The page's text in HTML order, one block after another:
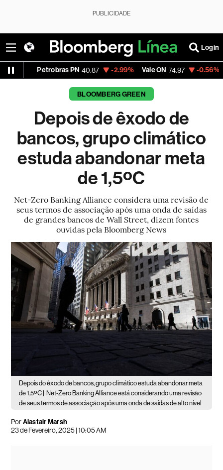
PUBLICIDADE
Login
40.87 -2.99% Vale ON 74.97 -0.56% Itaú PN 40.75
BLOOMBERG GREEN
Depois de êxodo de
bancos, grupo climático
estuda abandonar meta
de 1,5ºC
Net-Zero Banking Alliance considera uma revisão de
seus termos de associação após uma onda de saídas
de grandes bancos de Wall Street, dizem fontes
ouvidas pela Bloomberg News
Depois do êxodo de bancos, grupo climático estuda abandonar meta
de 1,5ºC |
Net-Zero Banking Alliance está considerando uma revisão
de seus termos de associação após uma onda de saídas de alto nível
PorAlastair Marsh
23 de Fevereiro, 2025 | 10:05 AM